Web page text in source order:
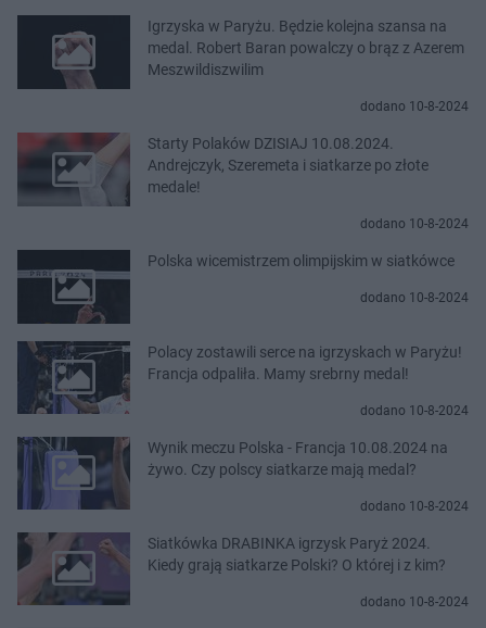
Igrzyska w Paryżu. Będzie kolejna szansa na
medal. Robert Baran powalczy o brąz z Azerem
Meszwildiszwilim
dodano 10-8-2024
Starty Polaków DZISIAJ 10.08.2024.
Andrejczyk, Szeremeta i siatkarze po złote
medale!
dodano 10-8-2024
Polska wicemistrzem olimpijskim w siatkówce
dodano 10-8-2024
Polacy zostawili serce na igrzyskach w Paryżu!
Francja odpaliła. Mamy srebrny medal!
dodano 10-8-2024
Wynik meczu Polska - Francja 10.08.2024 na
żywo. Czy polscy siatkarze mają medal?
dodano 10-8-2024
Siatkówka DRABINKA igrzysk Paryż 2024.
Kiedy grają siatkarze Polski? O której i z kim?
dodano 10-8-2024